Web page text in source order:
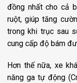
đồng nhất cho cả
ruột, giúp tăng
trong khi trục sau
cung cấp độ bám
Hơn thế nữa, xe
năng ga tự động